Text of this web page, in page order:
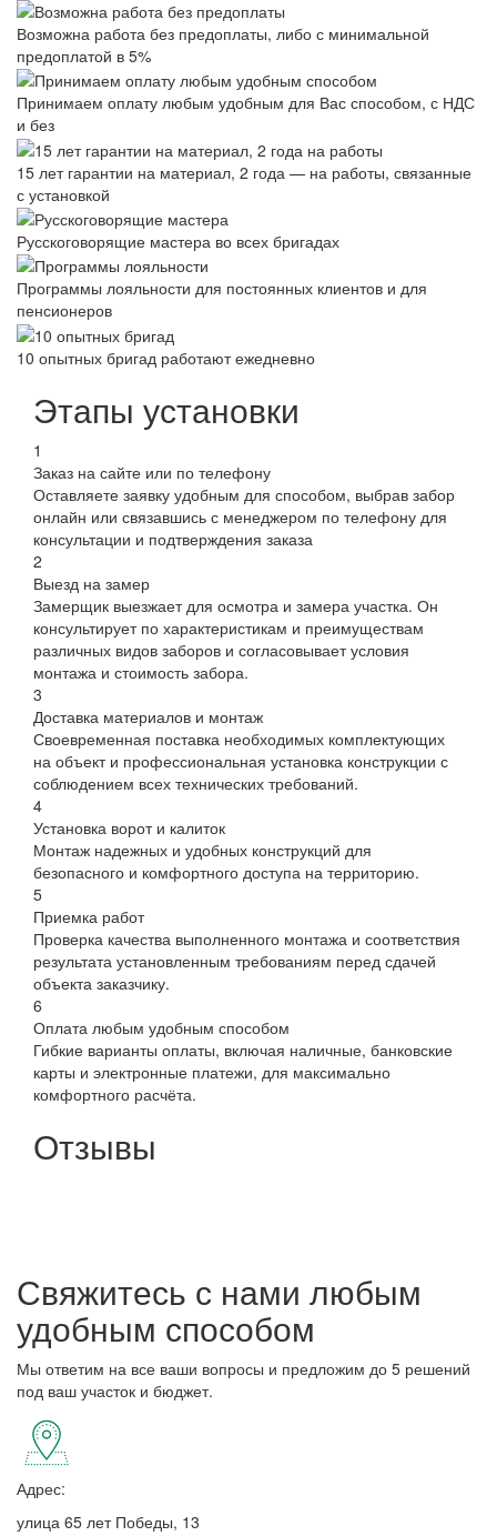
Возможна работа без предоплаты, либо с минимальной
предоплатой в 5%
Принимаем оплату любым удобным для Вас способом, с НДС
и без
15 лет гарантии на материал, 2 года — на работы, связанные
с установкой
Русскоговорящие мастера во всех бригадах
Программы лояльности для постоянных клиентов и для
пенсионеров
10 опытных бригад работают ежедневно
Этапы установки
1
Заказ на сайте или по телефону
Оставляете заявку удобным для способом, выбрав забор
онлайн или связавшись с менеджером по телефону для
консультации и подтверждения заказа
2
Выезд на замер
Замерщик выезжает для осмотра и замера участка. Он
консультирует по характеристикам и преимуществам
различных видов заборов и согласовывает условия
монтажа и стоимость забора.
3
Доставка материалов и монтаж
Своевременная поставка необходимых комплектующих
на объект и профессиональная установка конструкции с
соблюдением всех технических требований.
4
Установка ворот и калиток
Монтаж надежных и удобных конструкций для
безопасного и комфортного доступа на территорию.
5
Приемка работ
Проверка качества выполненного монтажа и соответствия
результата установленным требованиям перед сдачей
объекта заказчику.
6
Оплата любым удобным способом
Гибкие варианты оплаты, включая наличные, банковские
карты и электронные платежи, для максимально
комфортного расчёта.
Отзывы
Свяжитесь с нами любым
удобным способом
Мы ответим на все ваши вопросы и предложим до 5 решений
под ваш участок и бюджет.
Адрес:
улица 65 лет Победы, 13